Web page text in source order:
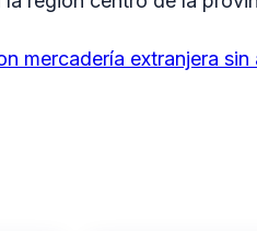
mercadería extranjera sin